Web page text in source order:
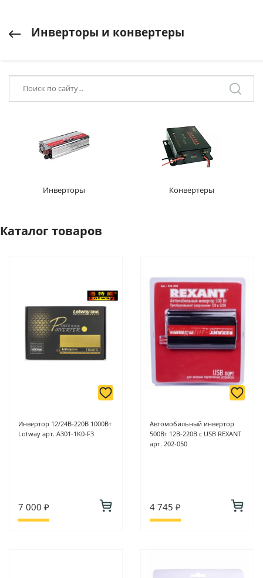
Инверторы и конвертеры
Инверторы Конвертеры
Каталог товаров
Инвертор 12/24В-220В 1000Вт
Lotway арт. A301-1K0-F3
7 000 ₽
Автомобильный инвертор
500Вт 12В-220В c USB REXANT
арт. 202-050
4 745 ₽